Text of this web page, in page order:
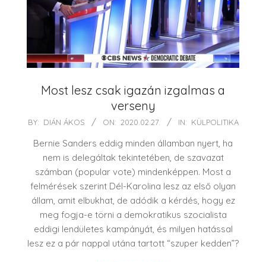
Most lesz csak igazán izgalmas a
verseny
2020-
27
BY: DIÁN ÁKOS ON: 2020.02.27. IN: KÜLPOLITIKA
Bernie Sanders eddig minden államban nyert, ha
nem is delegáltak tekintetében, de szavazat
számban (popular vote) mindenképpen. Most a
felmérések szerint Dél-Karolina lesz az első olyan
állam, amit elbukhat, de adódik a kérdés, hogy ez
meg fogja-e törni a demokratikus szocialista
eddigi lendületes kampányát, és milyen hatással
lesz ez a pár nappal utána tartott “szuper kedden”?